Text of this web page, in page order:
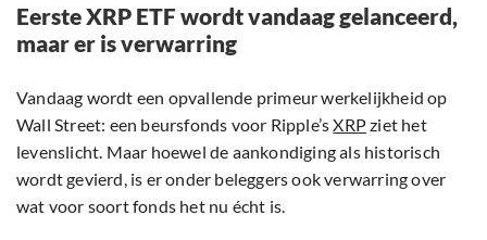
Eerste XRP ETF wordt vandaag gelanceerd,
maar er is verwarring
Vandaag wordt een opvallende primeur werkelijkheid op
Wall Street: een beursfonds voor Ripple’sXRPziet het
levenslicht. Maar hoewel de aankondiging als historisch
wordt gevierd, is er onder beleggers ook verwarring over
wat voor soort fonds het nu écht is.